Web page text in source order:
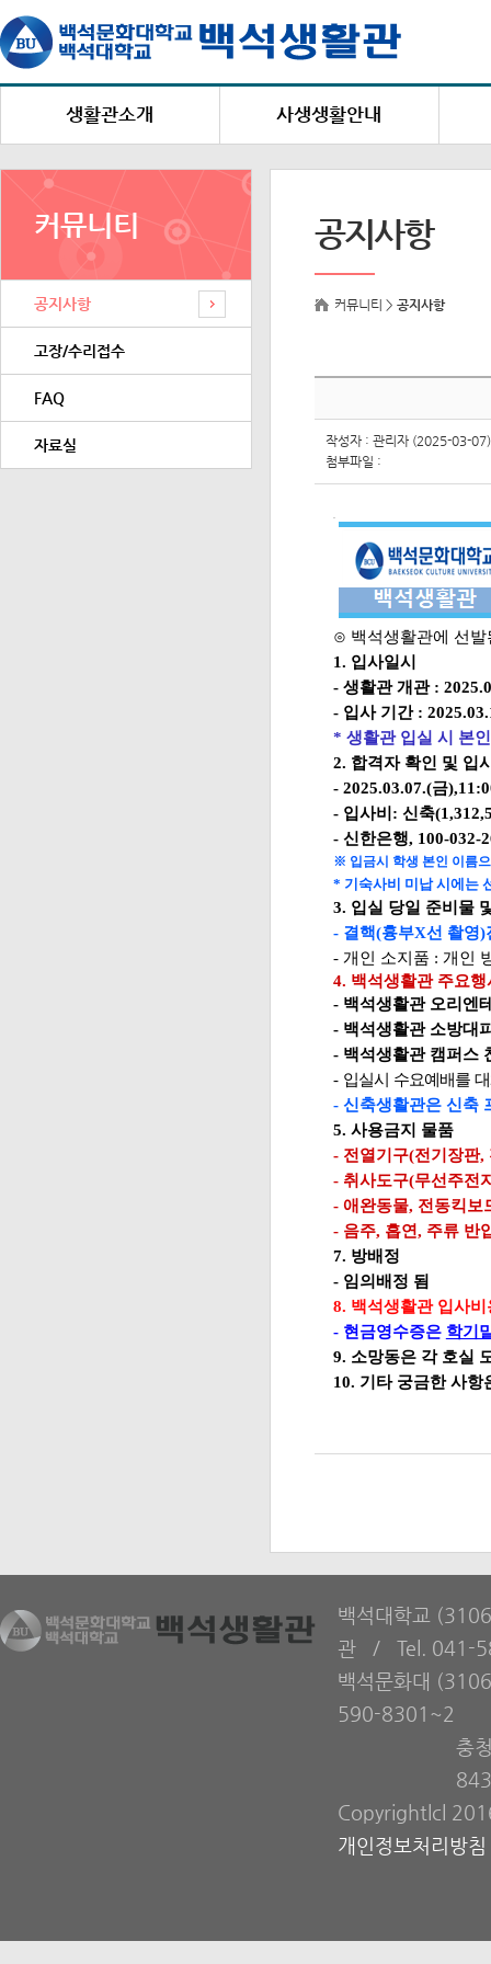
생활관소개
생활관장 인사말
설립목적 및 연혁
편의시설
건물별 주소 및 연락처
사생생활안내
생활안내
상점/벌점 안내
택배 및 우편물 수령안내
복지 및 편의시설
커뮤니티
공지사항
고장/수리접수
FAQ
자료실
공지사항
커뮤니티 > 공지사항
작성자 : 관리자 (2025-03-07)
첨부파일 :
⊙ 백석생활관에 선
1. 입사일시
- 생활관 개관 :
- 입사 기간 :
* 생활관 입실 시 본
2. 합격자 확인 및 입
- 2025.03.07.(금
- 입사비 : 신축
- 신한은행, 100-032-
※ 입금시 학생 본인 이름
* 기숙사비 미납 시에는
3. 입실 당일 준비물
- 결핵(흉부X선 촬영)
- 개인 소지품 : 개인
4. 백석생활관 주요
- 백석생활관 오리엔
- 백석생활관 소방대
- 백석생활관 캠퍼스
- 입실시 수요예배를
- 신축생활관은 신축
5. 사용금지 물품
- 전열기구(전기장판,
- 취사도구(무선주전
- 애완동물, 전동킥보
- 음주, 흡연, 주류 반
7. 방배정
- 임의배정 됨
8. 백석생활관 입사
- 현금영수증은 학기
9. 소망동은 각 호실
10. 기타 궁금한 사
백석대학교
관 / Tel. 041-
백석문화대
590-8301~2
충
Copyrightlcl
개인정보처리방침